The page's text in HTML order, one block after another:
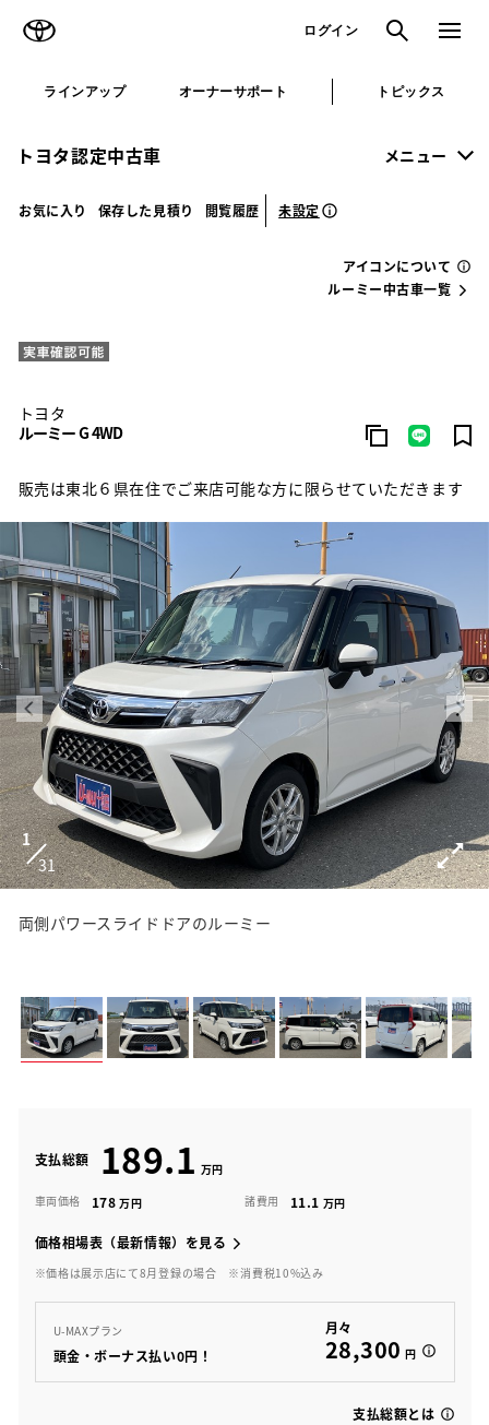
ログイン 検索 メニュ
ラインアップ オーナーサポート トピックス
トヨタ認定中古車 メニュー
お気に入り 保存した見積り 閲覧履歴 未設定
アイコンについて
ルーミー中古車一覧
トヨタ
ルーミー G 4WD
販売は東北６県在住でご来店可能な方に限らせていただきます
1
31
両側パワースライドドアのルーミー
支払総額 189.1
車両価格 178 諸費用 11.1
価格相場表（最新情報）を見る
※価格は展示店にて8月登録の場合 ※消費税10%込み
U-MAXプラン
頭金・ボーナス払い0円！
月々
28,300 円
支払総額とは